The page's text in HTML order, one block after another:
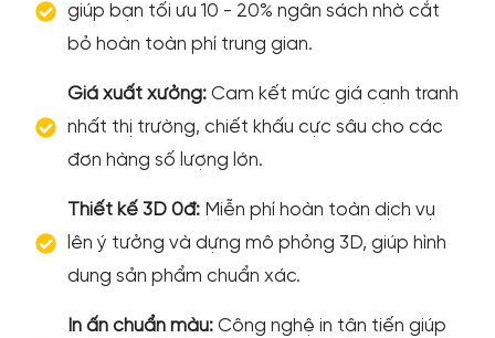
giúp bạn tối ưu 10 - 20% ngân sách nhờ cắt
bỏ hoàn toàn phí trung gian.
Giá xuất xưởng:Cam kết mức giá cạnh tranh
nhất thị trường, chiết khấu cực sâu cho các
đơn hàng số lượng lớn.
Thiết kế 3D 0đ:Miễn phí hoàn toàn dịch vụ
lên ý tưởng và dựng mô phỏng 3D, giúp hình
dung sản phẩm chuẩn xác.
In ấn chuẩn màu: Công nghệ in tân tiến giúp